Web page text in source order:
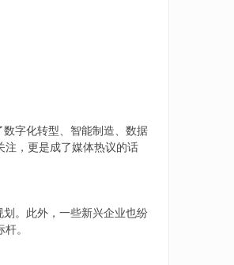
字化转型、智能制造、数据
注，更是成了媒体热议的话
。此外，一些新兴企业也纷
。